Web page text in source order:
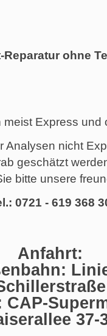
Reparatur ohne
meist Express und
Analysen nicht
geschätzt
bitte unsere
0721 - 619 368
Anfahrt:
CAP-
37-